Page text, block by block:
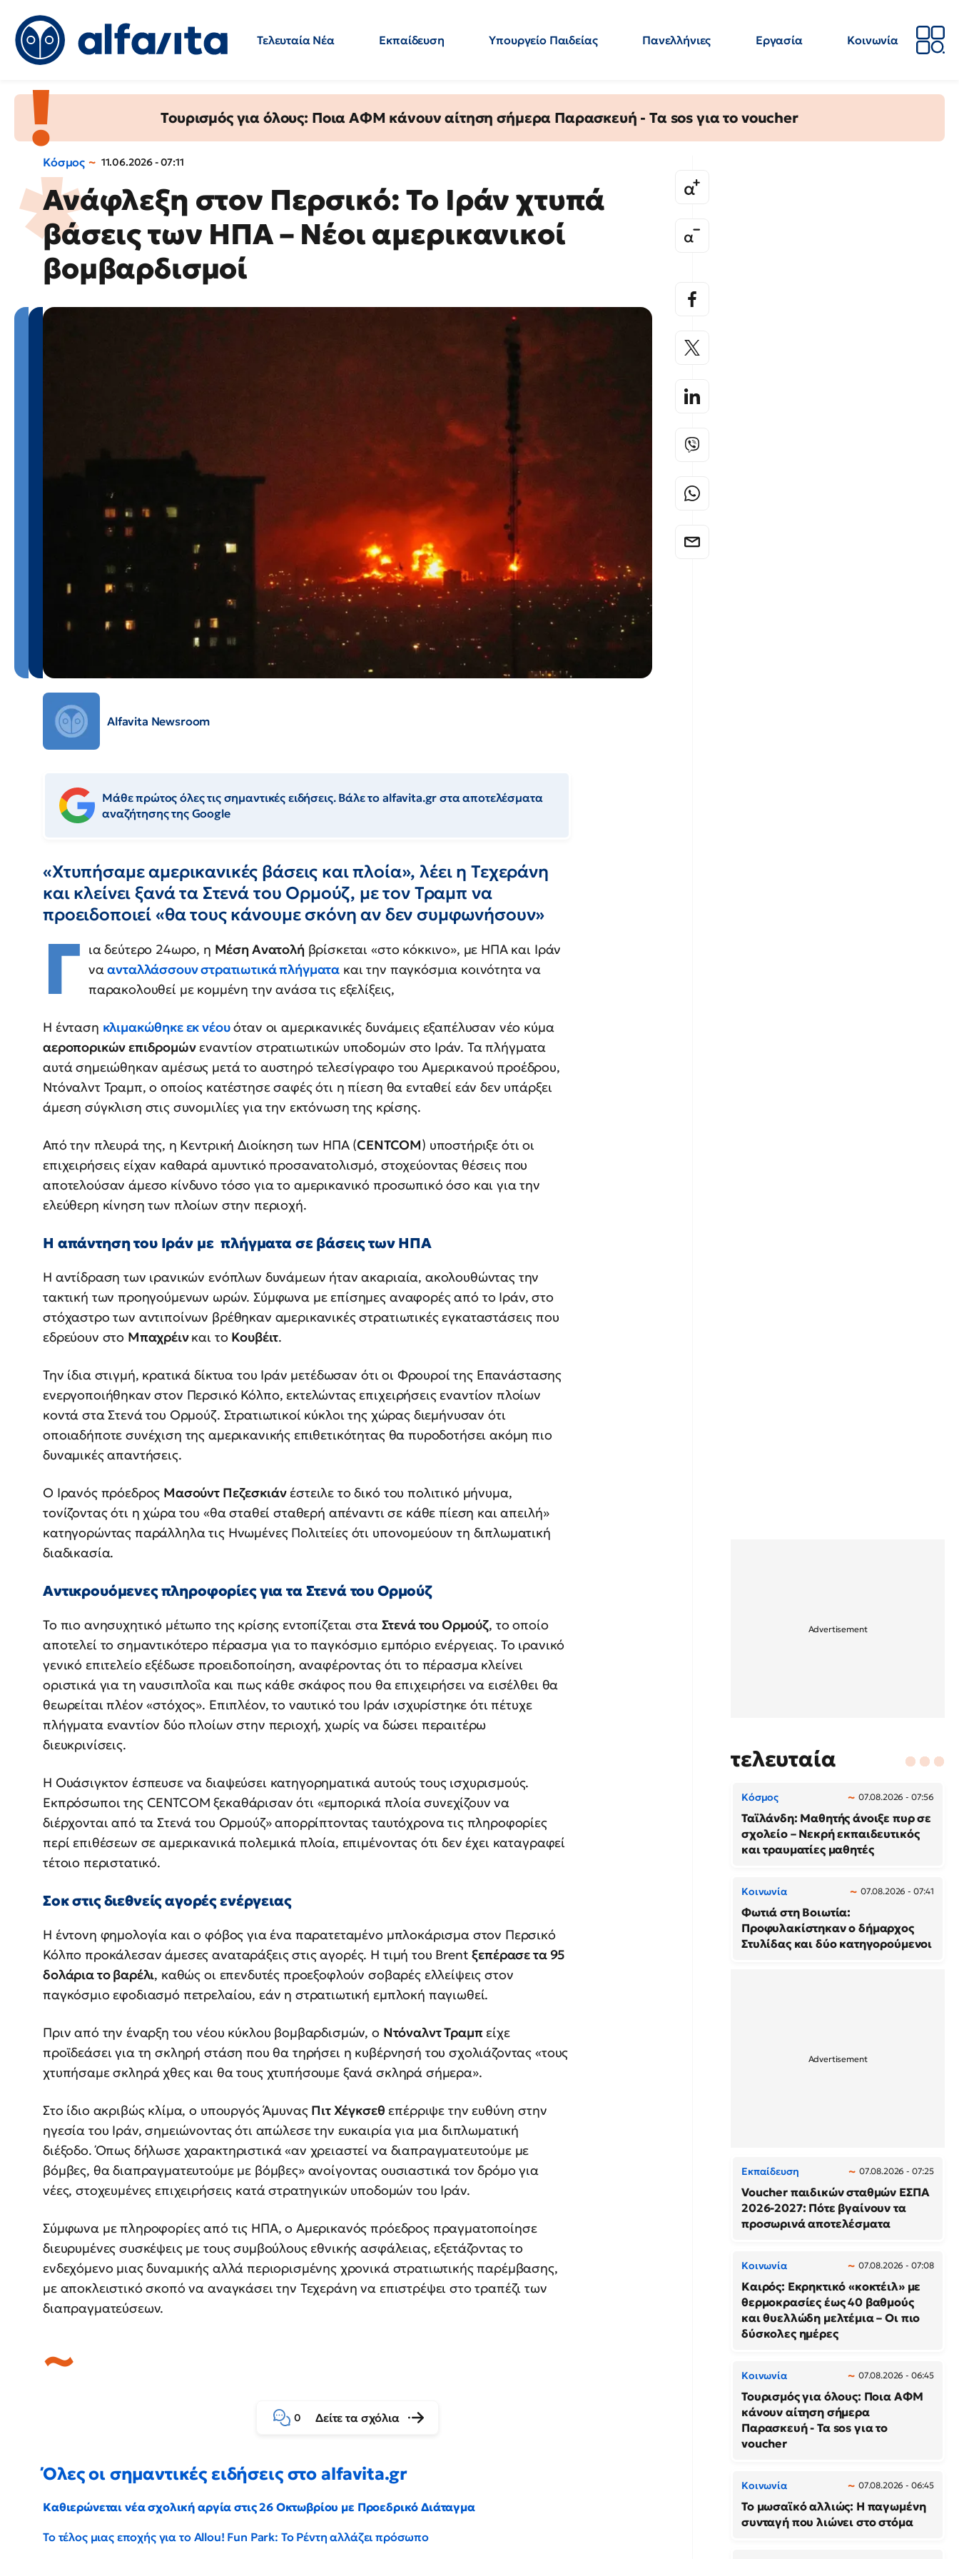
Τελευταία Νέα Εκπαίδευση Υπουργείο Παιδείας Πανελλήνιες Εργασία
Κοινωνία
Τουρισμός για όλους: Ποια ΑΦΜ κάνουν αίτηση σήμερα Παρασκευή - Τα sos για το voucher
Κόσμος 11.06.2026 - 07:11
Ανάφλεξη στον Περσικό: Το Ιράν χτυπά
βάσεις των ΗΠΑ – Νέοι αμερικανικοί
βομβαρδισμοί
Alfavita Newsroom
Μάθε πρώτος όλες τις σημαντικές ειδήσεις. Βάλε το alfavita.gr στα αποτελέσματα
αναζήτησης της Google
«Χτυπήσαμε αμερικανικές βάσεις και πλοία», λέει η Τεχεράνη
και κλείνει ξανά τα Στενά του Ορμούζ, με τον Τραμπ να
προειδοποιεί «θα τους κάνουμε σκόνη αν δεν συμφωνήσουν»
Γ ια δεύτερο 24ωρο, η Μέση Ανατολή βρίσκεται «στο κόκκινο», με ΗΠΑ και Ιράν
ναανταλλάσσουν στρατιωτικά πλήγματα και την παγκόσμια κοινότητα να
παρακολουθεί με κομμένη την ανάσα τις εξελίξεις,
Η ένταση κλιμακώθηκε εκ νέουόταν οι αμερικανικές δυνάμεις εξαπέλυσαν νέο κύμα
αεροπορικών επιδρομώνεναντίον στρατιωτικών υποδομών στο Ιράν. Τα πλήγματα
αυτά σημειώθηκαν αμέσως μετά το αυστηρό τελεσίγραφο του Αμερικανού προέδρου,
Ντόναλντ Τραμπ, ο οποίος κατέστησε σαφές ότι η πίεση θα ενταθεί εάν δεν υπάρξει
άμεση σύγκλιση στις συνομιλίες για την εκτόνωση της κρίσης.
Από την πλευρά της, η Κεντρική Διοίκηση των ΗΠΑ (CENTCOM) υποστήριξε ότι οι
επιχειρήσεις είχαν καθαρά αμυντικό προσανατολισμό, στοχεύοντας θέσεις που
αποτελούσαν άμεσο κίνδυνο τόσο για το αμερικανικό προσωπικό όσο και για την
ελεύθερη κίνηση των πλοίων στην περιοχή.
Η απάντηση του Ιράν με πλήγματα σε βάσεις των ΗΠΑ
Η αντίδραση των ιρανικών ενόπλων δυνάμεων ήταν ακαριαία, ακολουθώντας την
τακτική των προηγούμενων ωρών. Σύμφωνα με επίσημες αναφορές από το Ιράν, στο
στόχαστρο των αντιποίνων βρέθηκαν αμερικανικές στρατιωτικές εγκαταστάσεις που
εδρεύουν στο Μπαχρέινκαι το Κουβέιτ.
Την ίδια στιγμή, κρατικά δίκτυα του Ιράν μετέδωσαν ότι οι Φρουροί της Επανάστασης
ενεργοποιήθηκαν στον Περσικό Κόλπο, εκτελώντας επιχειρήσεις εναντίον πλοίων
κοντά στα Στενά του Ορμούζ. Στρατιωτικοί κύκλοι της χώρας διεμήνυσαν ότι
οποιαδήποτε συνέχιση της αμερικανικής επιθετικότητας θα πυροδοτήσει ακόμη πιο
δυναμικές απαντήσεις.
Ο Ιρανός πρόεδρος Μασούντ Πεζεσκιάνέστειλε το δικό του πολιτικό μήνυμα,
τονίζοντας ότι η χώρα του «θα σταθεί σταθερή απέναντι σε κάθε πίεση και απειλή»
κατηγορώντας παράλληλα τις Ηνωμένες Πολιτείες ότι υπονομεύουν τη διπλωματική
διαδικασία.
Αντικρουόμενες πληροφορίες για τα Στενά του Ορμούζ
Το πιο ανησυχητικό μέτωπο της κρίσης εντοπίζεται στα Στενά του Ορμούζ, το οποίο
αποτελεί το σημαντικότερο πέρασμα για το παγκόσμιο εμπόριο ενέργειας. Το ιρανικό
γενικό επιτελείο εξέδωσε προειδοποίηση, αναφέροντας ότι το πέρασμα κλείνει
οριστικά για τη ναυσιπλοΐα και πως κάθε σκάφος που θα επιχειρήσει να εισέλθει θα
θεωρείται πλέον «στόχος». Επιπλέον, το ναυτικό του Ιράν ισχυρίστηκε ότι πέτυχε
πλήγματα εναντίον δύο πλοίων στην περιοχή, χωρίς να δώσει περαιτέρω
διευκρινίσεις.
Η Ουάσιγκτον έσπευσε να διαψεύσει κατηγορηματικά αυτούς τους ισχυρισμούς.
Εκπρόσωποι της CENTCOM ξεκαθάρισαν ότι «εμπορικά πλοία συνεχίζουν να
διέρχονται από τα Στενά του Ορμούζ» απορρίπτοντας ταυτόχρονα τις πληροφορίες
περί επιθέσεων σε αμερικανικά πολεμικά πλοία, επιμένοντας ότι δεν έχει καταγραφεί
τέτοιο περιστατικό.
Σοκ στις διεθνείς αγορές ενέργειας
Η έντονη φημολογία και ο φόβος για ένα παρατεταμένο μπλοκάρισμα στον Περσικό
Κόλπο προκάλεσαν άμεσες αναταράξεις στις αγορές. Η τιμή του Brentξεπέρασε τα 95
δολάρια το βαρέλι, καθώς οι επενδυτές προεξοφλούν σοβαρές ελλείψεις στον
παγκόσμιο εφοδιασμό πετρελαίου, εάν η στρατιωτική εμπλοκή παγιωθεί.
Πριν από την έναρξη του νέου κύκλου βομβαρδισμών, ο Ντόναλντ Τραμπείχε
προϊδεάσει για τη σκληρή στάση που θα τηρήσει η κυβέρνησή του σχολιάζοντας «τους
χτυπήσαμε σκληρά χθες και θα τους χτυπήσουμε ξανά σκληρά σήμερα».
Στο ίδιο ακριβώς κλίμα, ο υπουργός Άμυνας Πιτ Χέγκσεθ επέρριψε την ευθύνη στην
ηγεσία του Ιράν, σημειώνοντας ότι απώλεσε την ευκαιρία για μια διπλωματική
διέξοδο. Όπως δήλωσε χαρακτηριστικά «αν χρειαστεί να διαπραγματευτούμε με
βόμβες, θα διαπραγματευτούμε με βόμβες» ανοίγοντας ουσιαστικά τον δρόμο για
νέες, στοχευμένες επιχειρήσεις κατά στρατηγικών υποδομών του Ιράν.
Σύμφωνα με πληροφορίες από τις ΗΠΑ, ο Αμερικανός πρόεδρος πραγματοποίησε
διευρυμένες συσκέψεις με τους συμβούλους εθνικής ασφάλειας, εξετάζοντας το
ενδεχόμενο μιας δυναμικής αλλά περιορισμένης χρονικά στρατιωτικής παρέμβασης,
με αποκλειστικό σκοπό να αναγκάσει την Τεχεράνη να επιστρέψει στο τραπέζι των
διαπραγματεύσεων.
0 Δείτε τα σχόλια
Όλες οι σημαντικές ειδήσεις στο alfavita.gr
Καθιερώνεται νέα σχολική αργία στις 26 Οκτωβρίου με Προεδρικό Διάταγμα
Το τέλος μιας εποχής για το Allou! Fun Park: Το Ρέντη αλλάζει πρόσωπο
τελευταία
Κόσμος 07.08.2026 - 07:56
Ταϊλάνδη: Μαθητής άνοιξε πυρ σε
σχολείο – Νεκρή εκπαιδευτικός
και τραυματίες μαθητές
Κοινωνία 07.08.2026 - 07:41
Φωτιά στη Βοιωτία:
Προφυλακίστηκαν ο δήμαρχος
Στυλίδας και δύο κατηγορούμενοι
Εκπαίδευση 07.08.2026 - 07:25
Voucher παιδικών σταθμών ΕΣΠΑ
2026-2027: Πότε βγαίνουν τα
προσωρινά αποτελέσματα
Κοινωνία 07.08.2026 - 07:08
Καιρός: Εκρηκτικό «κοκτέιλ» με
θερμοκρασίες έως 40 βαθμούς
και θυελλώδη μελτέμια – Οι πιο
δύσκολες ημέρες
Κοινωνία 07.08.2026 - 06:45
Τουρισμός για όλους: Ποια ΑΦΜ
κάνουν αίτηση σήμερα
Παρασκευή - Τα sos για το
voucher
Κοινωνία 07.08.2026 - 06:45
Το μωσαϊκό αλλιώς: Η παγωμένη
συνταγή που λιώνει στο στόμα